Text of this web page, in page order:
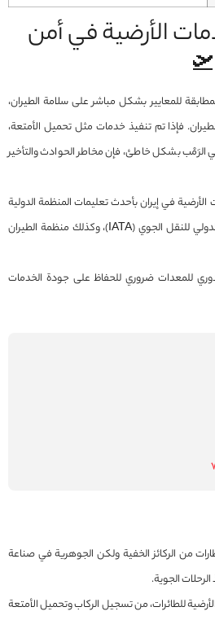
الأرضية في أمن
للمعايير بشكل مباشر على سلامة الطيران،
فإذا تم تنفيذ خدمات مثل تحميل الأمتعة،
في الرَمْب بشكل خاطئ، فإن مخاطر الحوادث والتأخير
في إيران بأحدث تعليمات المنظمة الدولية
للطيران المدني (ICAO)، والاتحاد الدولي للنقل الجوي (IATA)، وكذلك منظمة الطيران
للمعدات ضروري للحفاظ على جودة الخدمات
من الركائز الخفية ولكن الجوهرية في صناعة
الجوية.
للطائرات، من تسجيل الركاب وتحميل الأمتعة